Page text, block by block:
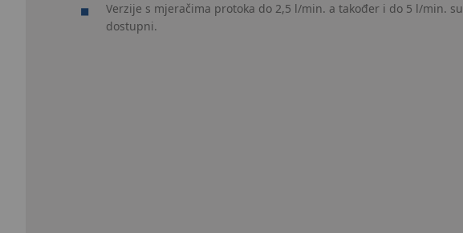
Verzije s mjeračima protoka do 2,5 l/min. a također i do 5 l/min. su
dostupni.